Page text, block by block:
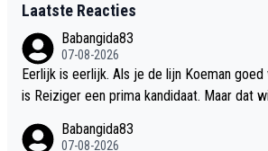
Laatste Reacties
Babangida83
07-08-2026
Eerlijk is eerlijk. Als je de lijn Koeman
is Reiziger een prima
Babangida83
07-08-2026